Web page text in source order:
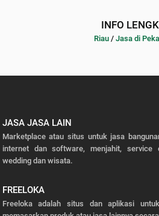
INFO
Riau / Jasa di
JASA JASA LAIN
Marketplace atau situs untuk jasa
internet dan software, menjahit, service
wedding dan wisata.
FREELOKA
Freeloka adalah situs dan aplikasi